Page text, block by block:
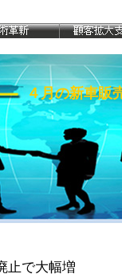
４月の新車販
止で大幅増